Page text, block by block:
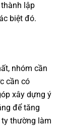
lập
biệt đó.
nhóm cần
cần có
xây dựng ý
để tăng
thường làm